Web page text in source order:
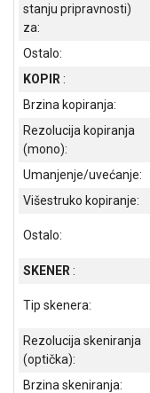
OUTLET
KRIPTO
stanju pripravnosti)
za:
Ostalo:
KOPIR :
Brzina kopiranja:
Rezolucija kopiranja
(mono):
Umanjenje/uvećanje:
Višestruko kopiranje:
Ostalo:
SKENER :
Tip skenera:
Rezolucija skeniranja
(optička):
Brzina skeniranja: